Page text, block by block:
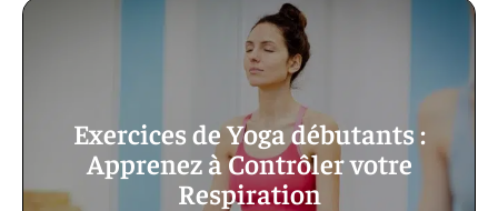
Exercices de Yoga débutants :
Apprenez à Contrôler votre
Respiration